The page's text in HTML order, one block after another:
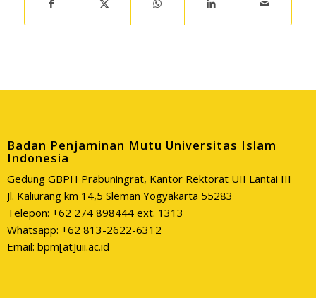
Badan Penjaminan Mutu Universitas Islam
Indonesia
Gedung GBPH Prabuningrat, Kantor Rektorat UII Lantai III
Jl. Kaliurang km 14,5 Sleman Yogyakarta 55283
Telepon: +62 274 898444 ext. 1313
Whatsapp: +62 813-2622-6312
Email: bpm[at]uii.ac.id